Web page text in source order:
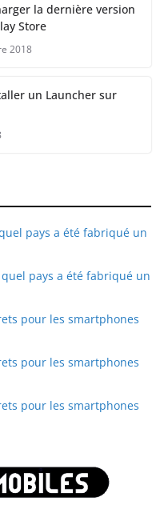
la dernière version
Store
2018
un Launcher sur
pays a été fabriqué un
pays a été fabriqué un
pour les smartphones
pour les smartphones
pour les smartphones